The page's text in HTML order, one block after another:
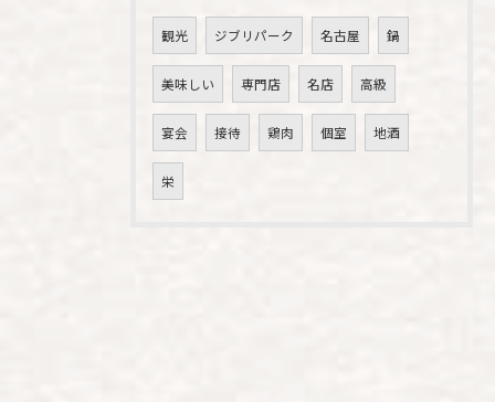
観光 ジブリパーク 名古屋 鍋
美味しい 専門店 名店 高級
宴会 接待 鶏肉 個室 地酒
栄